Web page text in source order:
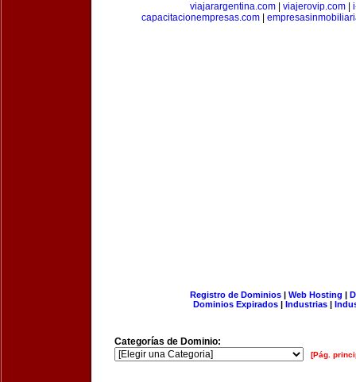
viajarargentina.com| viajerovip.com|
capacitacionempresas.com|
Registro de Dominios| Web Hosting |
Dominios Expirados | Industrias |
Categorías de Dominio:
[Pág.